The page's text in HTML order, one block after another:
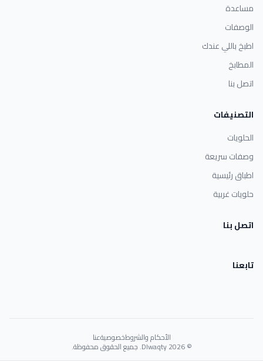
مساعدة
الوصفات
اطبخ باللي عندك
المطابخ
اتصل بنا
التصنيفات
الحلويات
وصفات سريعة
اطباق رئيسية
حلويات غربية
اتصل بنا
تابعنا
الأحكام والشروطخصوصيةعنا
© 2026 Dlwaqty. جميع الحقوق محفوظة.